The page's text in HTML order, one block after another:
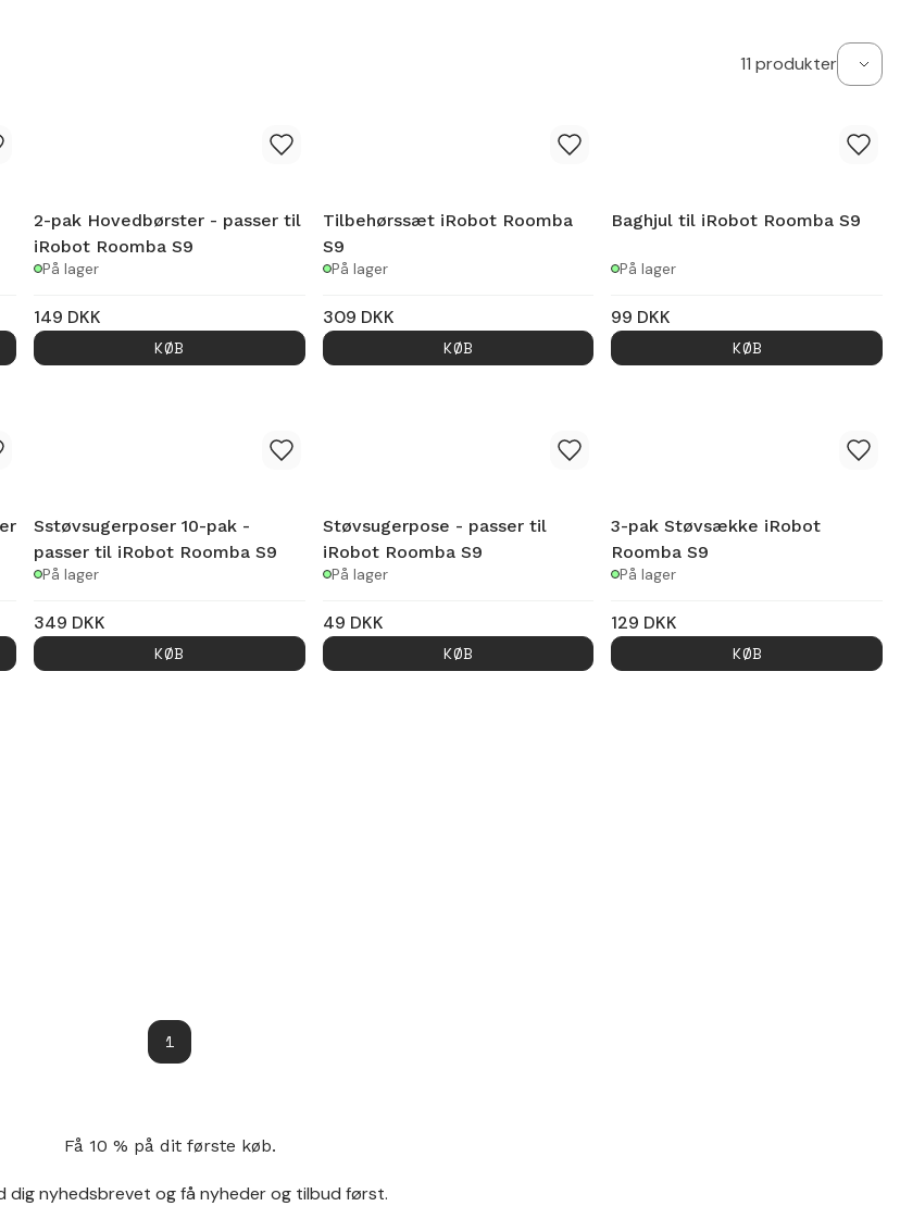
11 produkter
2-pak Hovedbørster - passer til
iRobot Roomba S9
På lager
149 DKK
KØB
Tilbehørssæt iRobot Roomba
S9
På lager
309 DKK
KØB
Baghjul til iRobot Roomba S9
På lager
99 DKK
KØB
Sstøvsugerposer 10-pak -
passer til iRobot Roomba S9
På lager
349 DKK
KØB
Støvsugerpose - passer til
iRobot Roomba S9
På lager
49 DKK
KØB
3-pak Støvsække iRobot
Roomba S9
På lager
129 DKK
KØB
1
Få 10 % på dit første køb.
dig nyhedsbrevet og få nyheder og tilbud først.